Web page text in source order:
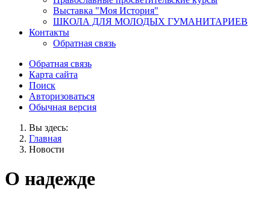
Выставка "Моя История"
ШКОЛА ДЛЯ МОЛОДЫХ ГУМАНИТАРИЕВ
Контакты
Обратная связь
Обратная связь
Карта сайта
Поиск
Авторизоваться
Обычная версия
Вы здесь:
Главная
Новости
О надежде